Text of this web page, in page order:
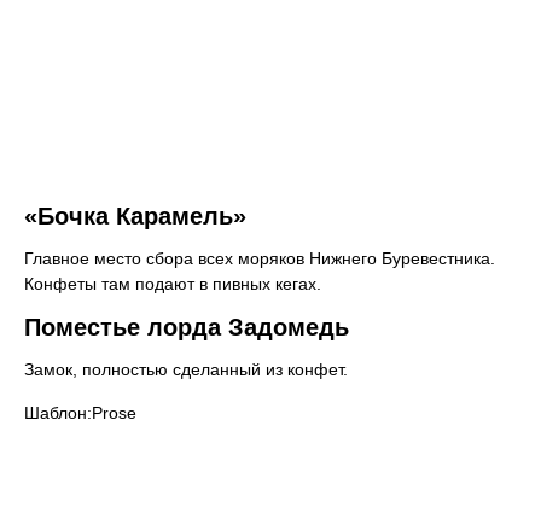
«Бочка Карамель»
Главное место сбора всех моряков Нижнего Буревестника.
Конфеты там подают в пивных кегах.
Поместье лорда Задомедь
Замок, полностью сделанный из конфет.
Шаблон:Prose